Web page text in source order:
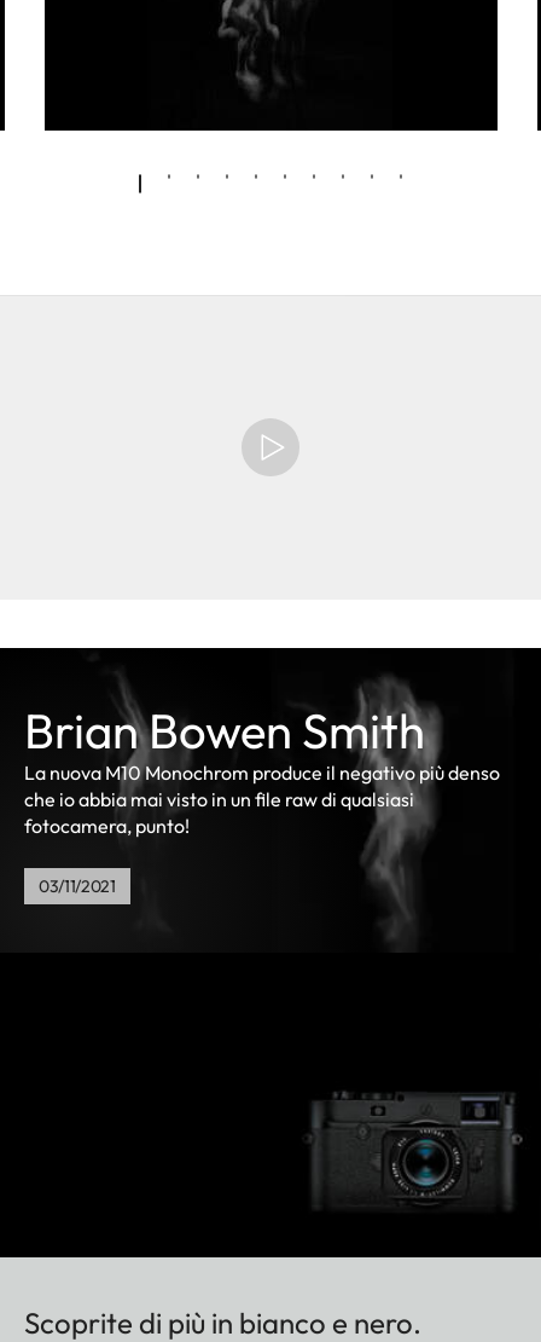
Brian Bowen Smith
La nuova M10 Monochrom produce il negativo più denso
che io abbia mai visto in un file raw di qualsiasi
fotocamera, punto!
03/11/2021
Scoprite di più in bianco e nero.